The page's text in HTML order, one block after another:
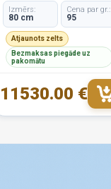
Izmērs:
80 cm
Cena par gr.:
95
Atjaunots zelts
Bezmaksas piegāde uz
pakomātu
11530.00 €